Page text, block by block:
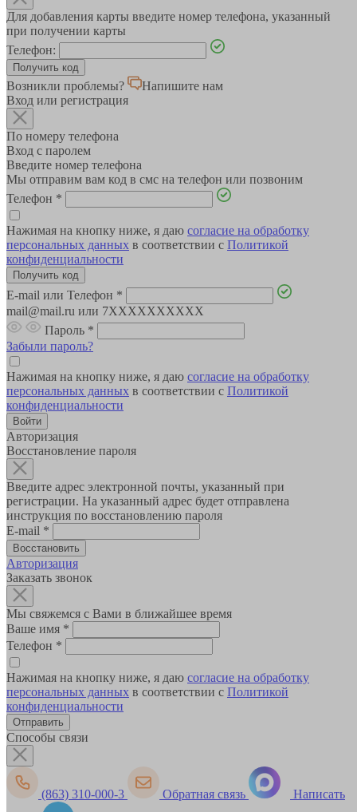
Для добавления карты введите номер телефона, указанный
при получении карты
Телефон:
Возникли проблемы?
Напишите нам
Вход или регистрация
По номеру телефона
Вход с паролем
Введите номер телефона
Мы отправим вам код в смс на телефон или позвоним
Телефон *
Нажимая на кнопку ниже, я даю согласие на обработку
персональных данных в соответствии с Политикой
конфиденциальности
E-mail или Телефон *
mail@mail.ru или 7XXXXXXXXXX
Пароль *
Забыли пароль?
Нажимая на кнопку ниже, я даю согласие на обработку
персональных данных в соответствии с Политикой
конфиденциальности
Авторизация
Восстановление пароля
Введите адрес электронной почты, указанный при
регистрации. На указанный адрес будет отправлена
инструкция по восстановлению пароля
E-mail *
Авторизация
Заказать звонок
Мы свяжемся с Вами в ближайшее время
Ваше имя *
Телефон *
Нажимая на кнопку ниже, я даю согласие на обработку
персональных данных в соответствии с Политикой
конфиденциальности
Способы связи
(863) 310-000-3 Обратная связь Написать